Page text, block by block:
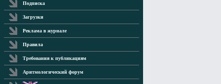
Подписка
Загрузки
Реклама в журнале
Правила
Требования к публикациям
Аритмологический форум